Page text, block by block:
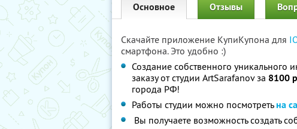
Основное Отзывы
Скачайте приложение КупиКупона для
смартфона. Это удобно :)
Создание собственного уникального
заказу от студии ArtSarafanov за 8100
города РФ!
Работы студии можно посмотретьна
Вы получаете возможность создать